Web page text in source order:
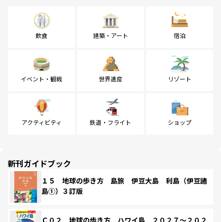
飲食 建築・アート 宿泊
イベント・観戦 世界遺産 リゾート
アクティビティ 鉄道・フライト ショップ
新刊ガイドブック
１５ 地球の歩き方 島旅 伊豆大島 利島（伊豆諸
島①）３訂版
Ｃ０２ 地球の歩き方 ハワイ島 ２０２７～２０２